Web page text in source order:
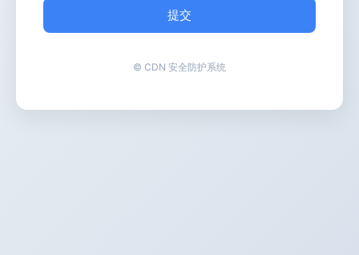
提交
© CDN 安全防护系统